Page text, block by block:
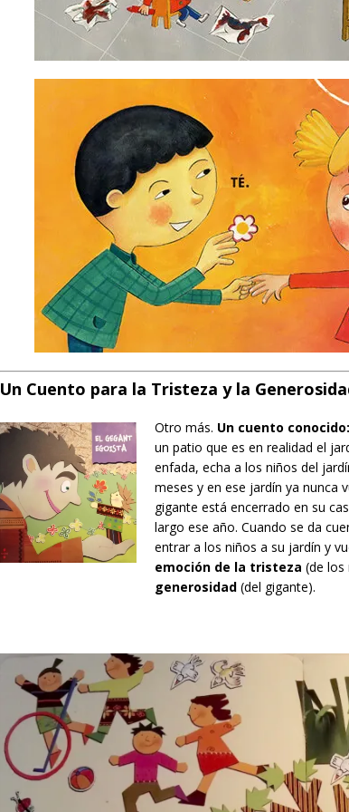
Un Cuento para la Tristeza y la
Otro más. Un cuento
un patio que es en realidad el
enfada, echa a los niños del
meses y en ese jardín ya nunca
gigante está encerrado en su
largo ese año. Cuando se da
entrar a los niños a su jardín y
emoción de la tristeza (de
generosidad(del gigante).